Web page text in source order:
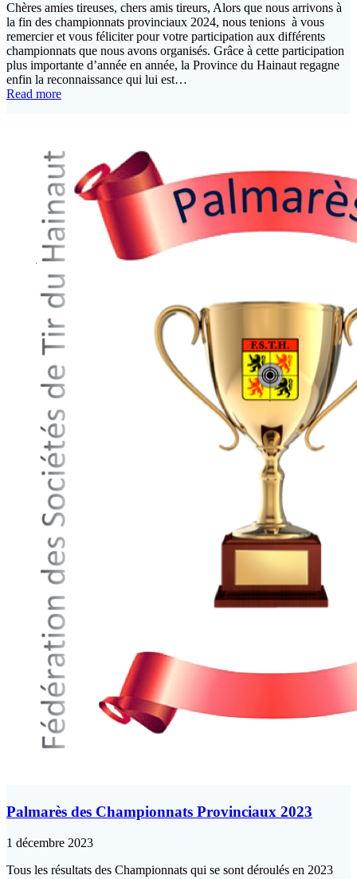
Chères amies tireuses, chers amis tireurs, Alors que nous arrivons à
la fin des championnats provinciaux 2024, nous tenions à vous
remercier et vous féliciter pour votre participation aux différents
championnats que nous avons organisés. Grâce à cette participation
plus importante d’année en année, la Province du Hainaut regagne
enfin la reconnaissance qui lui est…
Read more
Palmarès des Championnats Provinciaux 2023
1 décembre 2023
Tous les résultats des Championnats qui se sont déroulés en 2023